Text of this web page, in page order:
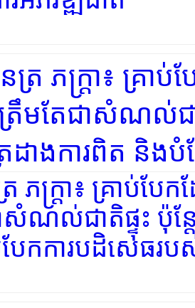
ភក្រ្តា៖ គ្រាប់ប
ណល់ជាតិផ្ទុះ ប៉ុន្ត
ែកការបដិសេធរប